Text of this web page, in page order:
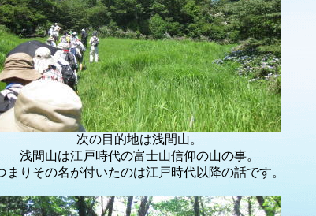
次の目的地は浅間山。
浅間山は江戸時代の富士山信仰の山の事。
まりその名が付いたのは江戸時代以降の話です。